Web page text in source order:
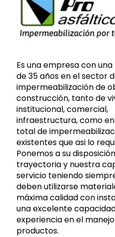
Es una empresa con
de 35 años en el sector
impermeabilización de
construcción, tanto de
institucional, comercial,
infraestructura, como
total de
existentes que asi lo
Ponemos a su
trayectoria y nuestra
servicio teniendo
deben utilizarse
máxima calidad con
una excelente
experiencia en el
productos.